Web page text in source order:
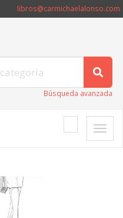
libros@carmichaelalonso.com
Búsqueda avanzada
Toggle